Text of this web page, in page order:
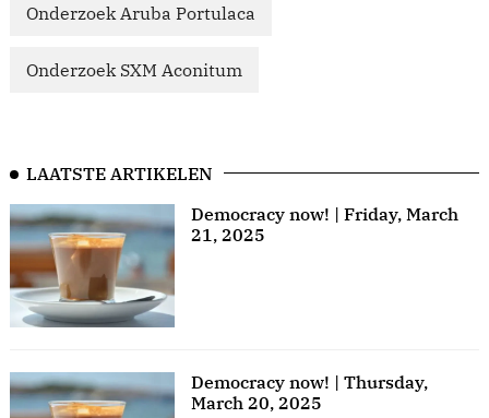
Onderzoek Aruba Portulaca
Onderzoek SXM Aconitum
LAATSTE ARTIKELEN
Democracy now! | Friday, March
21, 2025
Democracy now! | Thursday,
March 20, 2025